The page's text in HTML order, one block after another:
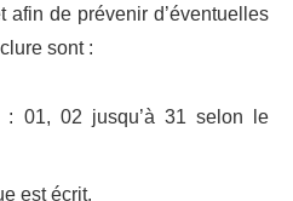
afin de prévenir d’éventuelles
sont :
: 01, 02 jusqu’à 31 selon le
est écrit.